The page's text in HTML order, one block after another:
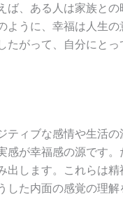
ば、ある人は家族と
ように、幸福は人生
たがって、自分にと
ティブな感情や生活
感が幸福感の源です
出します。これらは
した内面の感覚の理